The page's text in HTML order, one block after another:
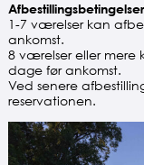
1-7 værelser kan
ankomst.
8 værelser eller mere
dage før ankomst.
Ved senere
reservationen.